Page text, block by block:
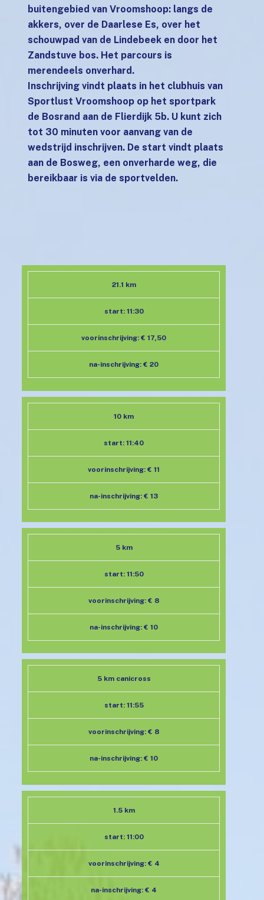
buitengebied van Vroomshoop: langs de
akkers, over de Daarlese Es, over het
schouwpad van de Lindebeek en door het
Zandstuve bos. Het parcours is
merendeels onverhard.
Inschrijving vindt plaats in het clubhuis van
Sportlust Vroomshoop op het sportpark
de Bosrand aan de Flierdijk 5b. U kunt zich
tot 30 minuten voor aanvang van de
wedstrijd inschrijven. De start vindt plaats
aan de Bosweg, een onverharde weg, die
bereikbaar is via de sportvelden.
21.1 km
start: 11:30
voorinschrijving: € 17,50
na-inschrijving: € 20
10 km
start: 11:40
voorinschrijving: € 11
na-inschrijving: € 13
5 km
start: 11:50
voorinschrijving: € 8
na-inschrijving: € 10
5 km canicross
start: 11:55
voorinschrijving: € 8
na-inschrijving: € 10
1.5 km
start: 11:00
voorinschrijving: € 4
na-inschrijving: € 4